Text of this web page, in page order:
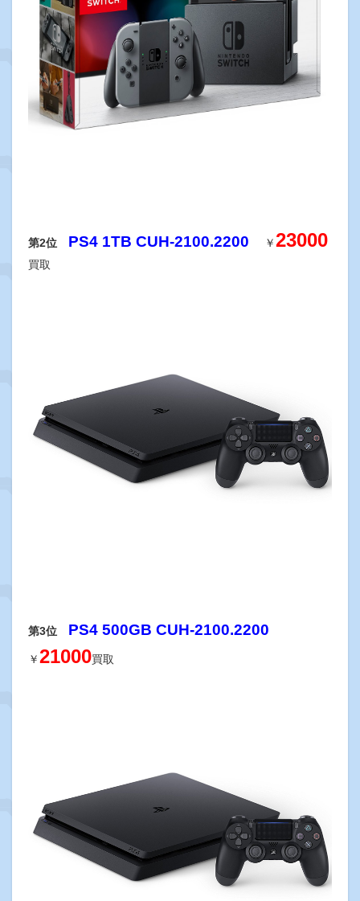
第2位 PS4 1TB CUH-2100.2200 ￥23000
買取
第3位 PS4 500GB CUH-2100.2200
￥21000買取